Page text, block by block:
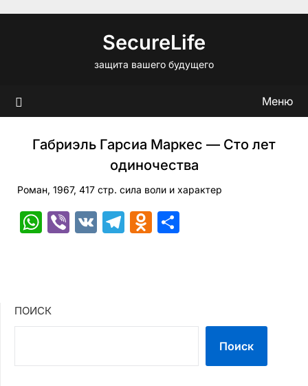
SecureLife
защита вашего будущего
Меню
Габриэль Гарсиа Маркес — Сто лет
одиночества
Роман, 1967, 417 стр. сила воли и характер
WhatsApp
Viber
VK Telegram
Odnoklassniki
ПОИСК
Поиск